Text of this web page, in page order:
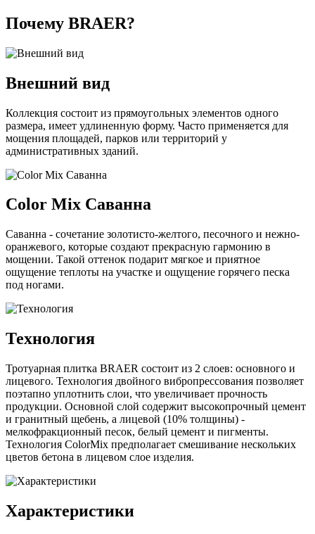
Почему BRAER?
Внешний вид
Коллекция состоит из прямоугольных элементов одного
размера, имеет удлиненную форму. Часто применяется для
мощения площадей, парков или территорий у
административных зданий.
Color Mix Саванна
Саванна - сочетание золотисто-желтого, песочного и нежно-
оранжевого, которые создают прекрасную гармонию в
мощении. Такой оттенок подарит мягкое и приятное
ощущение теплоты на участке и ощущение горячего песка
под ногами.
Технология
Тротуарная плитка BRAER состоит из 2 слоев: основного и
лицевого. Технология двойного вибропрессования позволяет
поэтапно уплотнить слои, что увеличивает прочность
продукции. Основной слой содержит высокопрочный цемент
и гранитный щебень, а лицевой (10% толщины) -
мелкофракционный песок, белый цемент и пигменты.
Технология ColorMix предполагает смешивание нескольких
цветов бетона в лицевом слое изделия.
Характеристики